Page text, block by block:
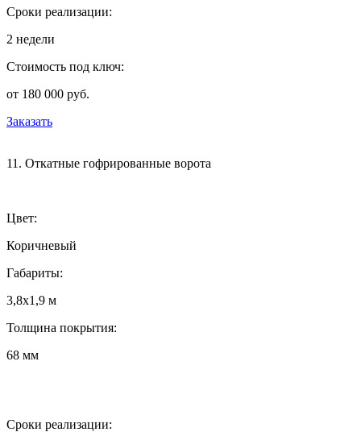
Сроки реализации:
2 недели
Стоимость под ключ:
от 180 000 руб.
Заказать
11. Откатные гофрированные ворота
Цвет:
Коричневый
Габариты:
3,8х1,9 м
Толщина покрытия:
68 мм
Сроки реализации: